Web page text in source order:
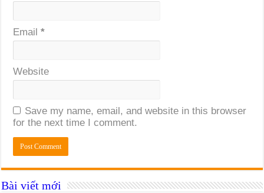
Email*
Website
Save my name, email, and website in this browser
for the next time I comment.
Bài viết mới